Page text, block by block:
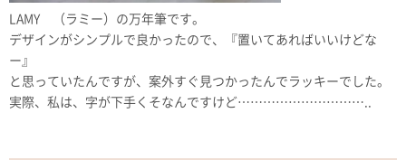
LAMY （ラミー）の万年筆です。
デザインがシンプルで良かったので、『置いてあればいいけどな
ー』
と思っていたんですが、案外すぐ見つかったんでラッキーでした。
実際、私は、字が下手くそなんですけど…………………………..